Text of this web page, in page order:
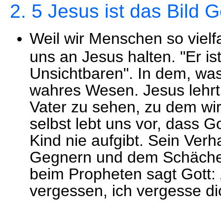
2. 5 Jesus ist das Bild
Weil wir Menschen so
uns an Jesus halten. "Er
Unsichtbaren". In dem,
wahres Wesen. Jesus
Vater zu sehen, zu dem
selbst lebt uns vor, dass
Kind nie aufgibt. Sein
Gegnern und dem
beim Propheten sagt
vergessen, ich vergesse